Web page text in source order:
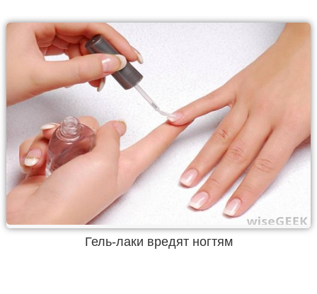
Гель-лаки вредят ногтям